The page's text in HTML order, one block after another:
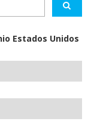
Estados Unidos